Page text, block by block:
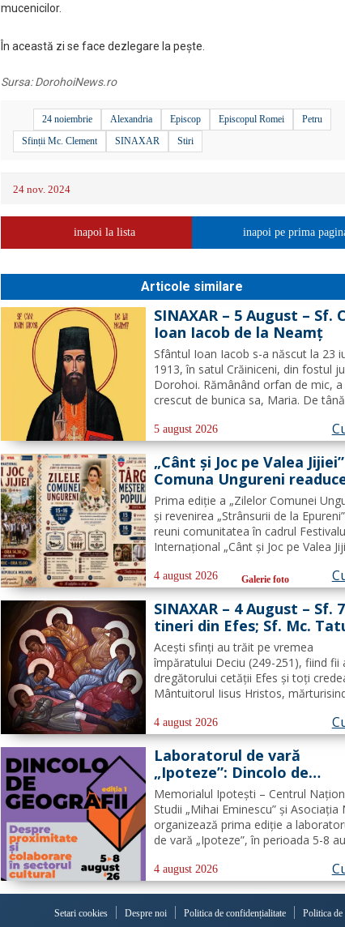
mucenicilor.
În această zi se face dezlegare la pește.
Sursa:DorohoiNews.ro
24 noiembrie Alexandria Episcop Episcopul Romei
Petru
Sfinții Mc. Clement
SINAXAR Stiri
24 nov. 2024
inapoi la lista inapoi pe prima
Articole similare
SINAXAR – 5 August – Sf.
Ioan Iacob de la Neamţ
Sfântul Ioan Iacob s-a născut la 23
1913, în satul Crăiniceni, din fostul
Dorohoi. Rămânând orfan de mic,
crescut de bunica sa, Maria. De
vârsta de 20 de ani, și-a îndreptat
spre Mănăstirea Neamț. La 8 aprilie
rasoforul...
5 august 2026
„Cânt și Joc pe Valea Jijiei”
Comuna Ungureni
viață tradiția
Prima ediție a „Zilelor Comunei
și revenirea „Strânsurii de la
reuni comunitatea în cadrul
Internațional „Cânt și Joc pe Valea
16 august 2026, comuna Ungureni
găzdui unul dintre cele mai ample
evenimente culturale...
4 august 2026 Galerie foto
SINAXAR – 4 August – Sf. 7
tineri din Efes; Sf. Mc.
Aceşti sfinţi au trăit pe vremea
împăratului Deciu (249-251), fiind fii
dregătorului cetăţii Efes şi toţi
Mântuitorul Iisus Hristos,
împăratul că ei sunt mărturisitori ai
Hristos, i-a chemat la judecată. În
Deciu, cei...
4 august 2026
Laboratorul de vară
„Ipoteze”: Dincolo de
geografii: despre
și colaborare în sectorul
cultural
Memorialul Ipotești – Centrul
Studii „Mihai Eminescu” și Asociația
organizează prima ediție a
de vară „Ipoteze”, în perioada 5-8
reunind 20 de profesioniști din
cultural din România, Republica
4 august 2026
Setari cookies Despre noi Politica de confidențialitate Politica